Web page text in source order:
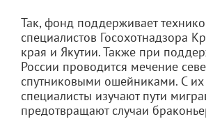
Так, фонд поддерживает
специалистов Госохотнадзора
края и Якутии. Также при
России проводится мечение
спутниковыми ошейниками. С
специалисты изучают пути
предотвращают случаи